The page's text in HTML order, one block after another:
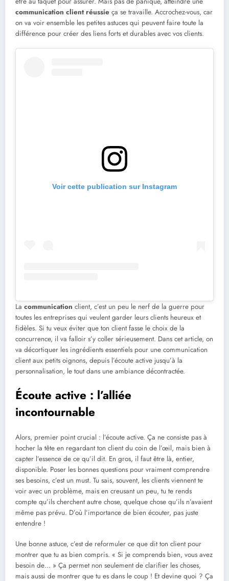
communication client réussie ça se travaille. Accrochez-vous, car
on va voir ensemble les petites astuces qui peuvent faire toute la
différence pour créer des liens forts et durables avec vos clients.
Voir cette publication sur Instagram
La communication client, c’est un peu le nerf de la guerre pour
toutes les entreprises qui veulent garder leurs clients heureux et
fidèles. Si tu veux éviter que ton client fasse le choix de la
concurrence, il va falloir s’y coller sérieusement. Dans cet article, on
va décortiquer les ingrédients essentiels pour une communication
client aux petits oignons, depuis l’écoute active jusqu’à la
personnalisation, le tout dans une ambiance décontractée.
Écoute active : l’alliée
incontournable
Alors, premier point crucial : l’écoute active. Ça ne consiste pas à
hocher la tête en regardant ton client du coin de l’œil, mais bien à
capter l’essence de ce qu’il dit. En gros, il faut être là, entier,
disponible. Poser les bonnes questions pour vraiment comprendre
ses besoins, c’est un must. Tu sais, souvent, les clients viennent te
voir avec un problème, mais en creusant un peu, tu te rends
compte qu’ils cherchent autre chose, quelque chose qu’ils n’avaient
même pas prévu. D’où l’importance de bien écouter, pas juste
entendre !
Une bonne astuce, c’est de reformuler ce que dit ton client pour
montrer que tu as bien compris. « Si je comprends bien, vous avez
besoin de… » Ça permet non seulement de clarifier les choses,
mais aussi de montrer que tu es dans le coup ! Et devine quoi ? Ça